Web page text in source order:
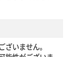
いません。